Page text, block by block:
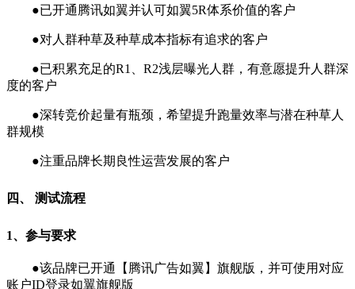
●已开通腾讯如翼并认可如翼5R体系价值的客户
●对人群种草及种草成本指标有追求的客户
●已积累充足的R1、R2浅层曝光人群，有意愿提升人群深
度的客户
●深转竞价起量有瓶颈，希望提升跑量效率与潜在种草人
群规模
●注重品牌长期良性运营发展的客户
四、 测试流程
1、参与要求
●该品牌已开通【腾讯广告如翼】旗舰版，并可使用对应
账户ID登录如翼旗舰版